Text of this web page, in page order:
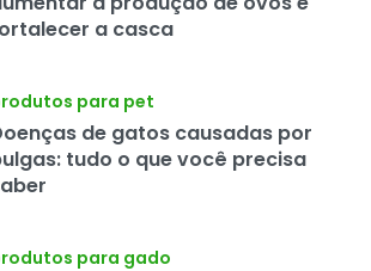
a casca
para pet
de gatos causadas por
tudo o que você precisa
para gado